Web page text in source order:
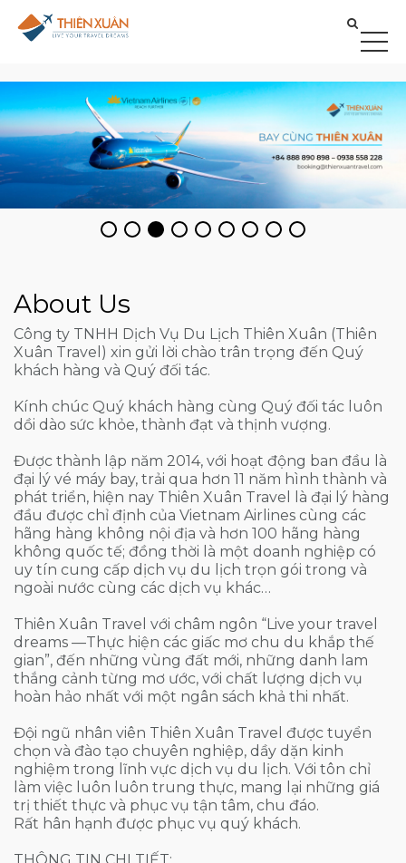
About Us
Công ty TNHH Dịch Vụ Du Lịch Thiên Xuân (Thiên
Xuân Travel) xin gửi lời chào trân trọng đến Quý
khách hàng và Quý đối tác.
Kính chúc Quý khách hàng cùng Quý đối tác luôn
dồi dào sức khỏe, thành đạt và thịnh vượng.
Được thành lập năm 2014, với hoạt động ban đầu là
đại lý vé máy bay, trải qua hơn 11 năm hình thành và
phát triển, hiện nay Thiên Xuân Travel là đại lý hàng
đầu được chỉ định của Vietnam Airlines cùng các
hãng hàng không nội địa và hơn 100 hãng hàng
không quốc tế; đồng thời là một doanh nghiệp có
uy tín cung cấp dịch vụ du lịch trọn gói trong và
ngoài nước cùng các dịch vụ khác…
Thiên Xuân Travel với châm ngôn “Live your travel
dreams —Thực hiện các giấc mơ chu du khắp thế
gian”, đến những vùng đất mới, những danh lam
thắng cảnh từng mơ ước, với chất lượng dịch vụ
hoàn hảo nhất với một ngân sách khả thi nhất.
Đội ngũ nhân viên Thiên Xuân Travel được tuyển
chọn và đào tạo chuyên nghiệp, dầy dặn kinh
nghiệm trong lĩnh vực dịch vụ du lịch. Với tôn chỉ
làm việc luôn luôn trung thực, mang lại những giá
trị thiết thực và phục vụ tận tâm, chu đáo.
Rất hân hạnh được phục vụ quý khách.